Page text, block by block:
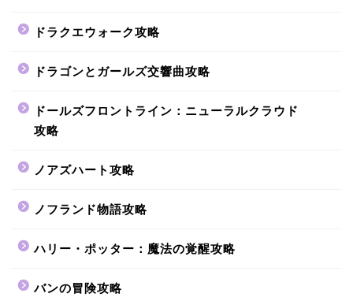
ドラクエウォーク攻略
ドラゴンとガールズ交響曲攻略
ドールズフロントライン：ニューラルクラウド
攻略
ノアズハート攻略
ノフランド物語攻略
ハリー・ポッター：魔法の覚醒攻略
バンの冒険攻略